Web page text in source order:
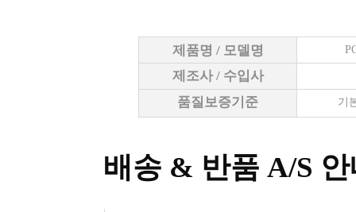
배송 & 반품 A/S
제품명 / 모델명
제조사 / 수입사
품질보증기준
기